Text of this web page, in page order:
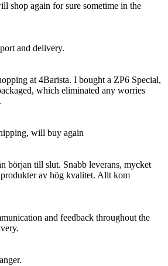
shop again for sure sometime in the
and delivery.
at 4Barista. I bought a ZP6 Special,
which eliminated any worries
will buy again
början till slut. Snabb leverans, mycket
av hög kvalitet. Allt kom
and feedback throughout the